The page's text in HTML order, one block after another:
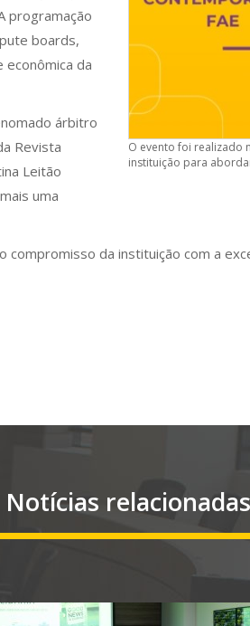
O evento foi realizado
instituição para
programação
boards,
econômica da
árbitro
Revista
Leitão
uma
da instituição com a
Notícias relacionadas